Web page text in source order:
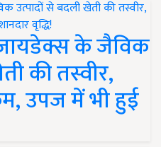
के जैविक
की तस्वीर,
उपज में भी हुई